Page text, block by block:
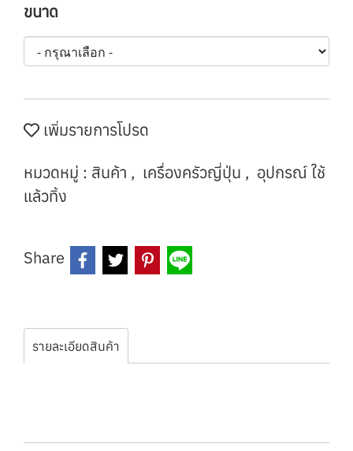
ขนาด
เพิ่มรายการโปรด
หมวดหมู่ : สินค้า , เครื่องครัวญี่ปุ่น , อุปกรณ์ ใช้
แล้วทิ้ง
Share
รายละเอียดสินค้า